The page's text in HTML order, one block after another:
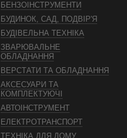
БЕНЗОІНСТРУМЕНТИ
БУДИНОК, САД, ПОДВІР'Я
БУДІВЕЛЬНА ТЕХНІКА
ЗВАРЮВАЛЬНЕ
ОБЛАДНАННЯ
ВЕРСТАТИ ТА ОБЛАДНАННЯ
АКСЕСУАРИ ТА
КОМПЛЕКТУЮЧІ
АВТОІНСТРУМЕНТ
ЕЛЕКТРОТРАНСПОРТ
ТЕХНІКА ДЛЯ ДОМУ